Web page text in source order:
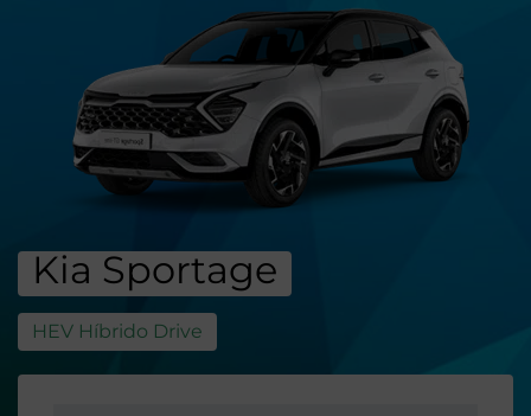
Kia Sportage
HEV Híbrido Drive